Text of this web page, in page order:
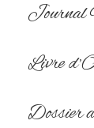
Journal
Livre
Dossier